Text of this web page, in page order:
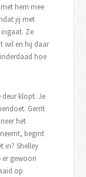
hem mee
jij met
Ze
wil en hij daar
hoe
deur klopt. Je
Gerrit
het
begint
in? Shelley
er gewoon
op